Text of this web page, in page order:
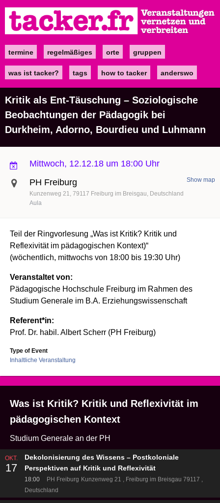
zum
Inhalt
Maintermine regelmäßiges orte gruppen
was ist tacker? tags how to tacker anderswo
Kritik als Ent-Täuschung – Soziologische
Beobachtungen der Pädagogik bei
Durkheim, Adorno, Bourdieu und Luhmann
Mittwoch, 12.12.18 um 18:00 Uhr
PH Freiburg
Kunzenweg 21 79117 Freiburg im Breisgau Deutschland
Show map
Aula
Teil der Ringvorlesung „Was ist Kritik? Kritik und
Reflexivität im pädagogischen Kontext)“
(wöchentlich, mittwochs von 18:00 bis 19:30 Uhr)
Veranstaltet von:
Pädagogische Hochschule Freiburg im Rahmen des
Studium Generale im B.A. Erziehungswissenschaft
Referent*in:
Prof. Dr. habil. Albert Scherr (PH Freiburg)
Type of Event
Inhaltliche Veranstaltung
Was ist Kritik? Kritik und Reflexivität im
pädagogischen Kontext
Studium Generale an der PH
OKT.
17
Dekolonisierung des Wissens – Postkoloniale
Perspektiven auf Kritik und Reflexivität
18:00 PH Freiburg Kunzenweg 21
Freiburg im Breisgau 79117
Deutschland